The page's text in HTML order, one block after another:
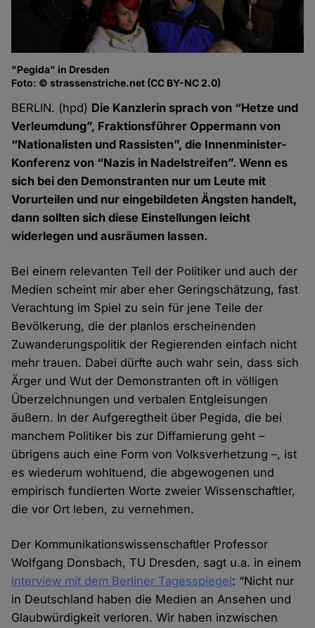
"Pegida" in Dresden
Foto: © strassenstriche.net (CC BY-NC 2.0)
BERLIN. (hpd) Die Kanzlerin sprach von “Hetze und
Verleumdung”, Fraktionsführer Oppermann von
“Nationalisten und Rassisten”, die Innenminister-
Konferenz von “Nazis in Nadelstreifen”. Wenn es
sich bei den Demonstranten nur um Leute mit
Vorurteilen und nur eingebildeten Ängsten handelt,
dann sollten sich diese Einstellungen leicht
widerlegen und ausräumen lassen.
Bei einem relevanten Teil der Politiker und auch der
Medien scheint mir aber eher Geringschätzung, fast
Verachtung im Spiel zu sein für jene Teile der
Bevölkerung, die der planlos erscheinenden
Zuwanderungspolitik der Regierenden einfach nicht
mehr trauen. Dabei dürfte auch wahr sein, dass sich
Ärger und Wut der Demonstranten oft in völligen
Überzeichnungen und verbalen Entgleisungen
äußern. In der Aufgeregtheit über Pegida, die bei
manchem Politiker bis zur Diffamierung geht –
übrigens auch eine Form von Volksverhetzung –, ist
es wiederum wohltuend, die abgewogenen und
empirisch fundierten Worte zweier Wissenschaftler,
die vor Ort leben, zu vernehmen.
Der Kommunikationswissenschaftler Professor
Wolfgang Donsbach, TU Dresden, sagt u.a. in einem
Interview mit dem Berliner Tagesspiegel: “Nicht nur
in Deutschland haben die Medien an Ansehen und
Glaubwürdigkeit verloren. Wir haben inzwischen